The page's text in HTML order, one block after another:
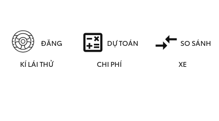
ĐĂNG
KÍ LÁI THỬ
calculate DỰ TOÁN
CHI PHÍ
compare_arrows SO SÁNH
XE